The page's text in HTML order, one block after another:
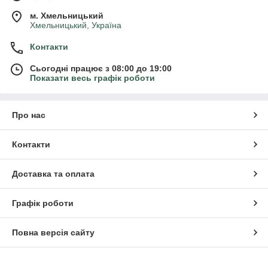
м. Хмельницький
Хмельницький, Україна
Контакти
Сьогодні працює з 08:00 до 19:00
Показати весь графік роботи
Про нас
Контакти
Доставка та оплата
Графік роботи
Повна версія сайту